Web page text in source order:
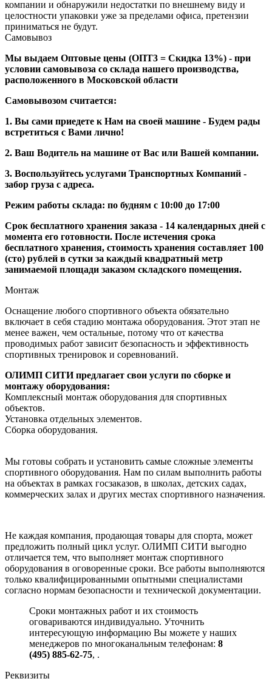
компании и обнаружили недостатки по внешнему виду и
целостности упаковки уже за пределами офиса, претензии
приниматься не будут.
Самовывоз
Мы выдаем Оптовые цены (ОПТ3 = Скидка 13%) - при
условии самовывоза со склада нашего производства,
расположенного в Московской области
Самовывозом считается:
1. Вы сами приедете к Нам на своей машине - Будем рады
встретиться с Вами лично!
2. Ваш Водитель на машине от Вас или Вашей компании.
3. Воспользуйтесь услугами Транспортных Компаний -
забор груза с адреса.
Режим работы склада: по будням с 10:00 до 17:00
Срок бесплатного хранения заказа - 14 календарных дней с
момента его готовности. После истечения срока
бесплатного хранения, стоимость хранения составляет 100
(сто) рублей в сутки за каждый квадратный метр
занимаемой площади заказом складского помещения.
Монтаж
Оснащение любого спортивного объекта обязательно
включает в себя стадию монтажа оборудования. Этот этап не
менее важен, чем остальные, потому что от качества
проводимых работ зависит безопасность и эффективность
спортивных тренировок и соревнований.
ОЛИМП СИТИ предлагает свои услуги по сборке и
монтажу оборудования:
Комплексный монтаж оборудования для спортивных
объектов.
Установка отдельных элементов.
Сборка оборудования.
Мы готовы собрать и установить самые сложные элементы
спортивного оборудования. Нам по силам выполнить работы
на объектах в рамках госзаказов, в школах, детских садах,
коммерческих залах и других местах спортивного назначения.
Не каждая компания, продающая товары для спорта, может
предложить полный цикл услуг. ОЛИМП СИТИ выгодно
отличается тем, что выполняет монтаж спортивного
оборудования в оговоренные сроки. Все работы выполняются
только квалифицированными опытными специалистами
согласно нормам безопасности и технической документации.
Сроки монтажных работ и их стоимость
оговариваются индивидуально. Уточнить
интересующую информацию Вы можете у наших
менеджеров по многоканальным телефонам: 8
(495) 885-62-75, .
Реквизиты